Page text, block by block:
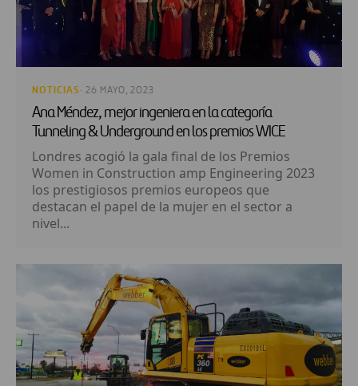
NOTICIAS · 26 MAYO, 2023
Ana Méndez, mejor ingeniera en la categoría
Tunneling & Underground en los premios WICE
Londres acogió la gala final de los Premios
Women in Construction amp Engineering 2023
los prestigiosos premios europeos que
destacan el papel de la mujer en el sector a
nivel...